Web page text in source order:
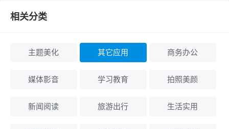
相关分类
主题美化 其它应用 商务办公
媒体影音 学习教育 拍照美颜
新闻阅读 旅游出行 生活实用